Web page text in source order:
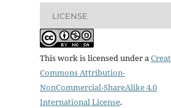
LICENSE
This work is licensed under a
Commons Attribution-
NonCommercial-ShareAlike 4.0
International License.